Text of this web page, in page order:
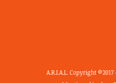
A.R.I.A.L. Copyright